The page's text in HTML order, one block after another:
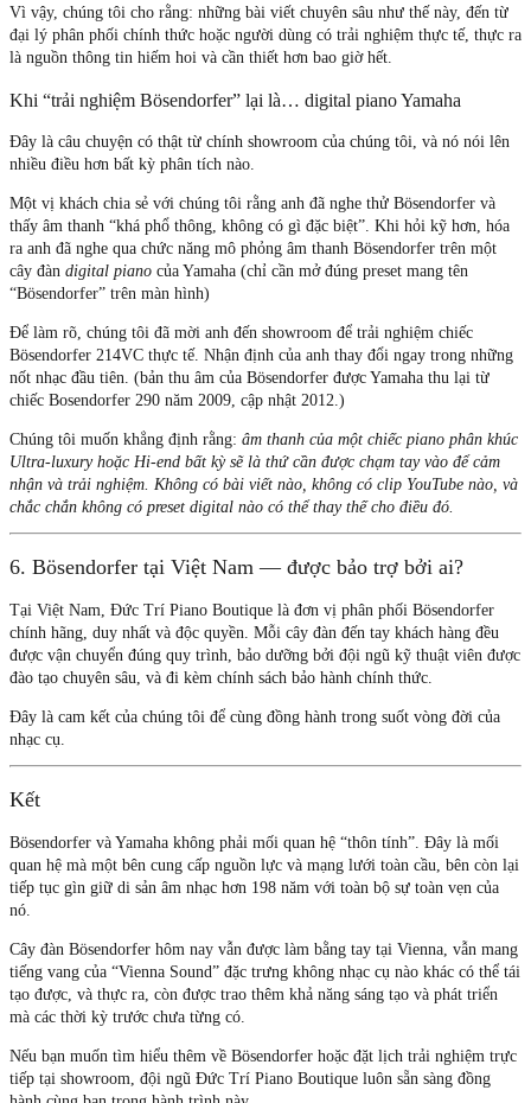
Vì vậy, chúng tôi cho rằng: những bài viết chuyên sâu như thế này, đến từ
đại lý phân phối chính thức hoặc người dùng có trải nghiệm thực tế, thực ra
là nguồn thông tin hiếm hoi và cần thiết hơn bao giờ hết.
Khi “trải nghiệm Bösendorfer” lại là… digital piano Yamaha
Đây là câu chuyện có thật từ chính showroom của chúng tôi, và nó nói lên
nhiều điều hơn bất kỳ phân tích nào.
Một vị khách chia sẻ với chúng tôi rằng anh đã nghe thử Bösendorfer và
thấy âm thanh “khá phổ thông, không có gì đặc biệt”. Khi hỏi kỹ hơn, hóa
ra anh đã nghe qua chức năng mô phỏng âm thanh Bösendorfer trên một
cây đàn digital piano của Yamaha (chỉ cần mở đúng preset mang tên
“Bösendorfer” trên màn hình)
Để làm rõ, chúng tôi đã mời anh đến showroom để trải nghiệm chiếc
Bösendorfer 214VC thực tế. Nhận định của anh thay đổi ngay trong những
nốt nhạc đầu tiên. (bản thu âm của Bösendorfer được Yamaha thu lại từ
chiếc Bosendorfer 290 năm 2009, cập nhật 2012.)
Chúng tôi muốn khẳng định rằng: âm thanh của một chiếc piano phân khúc
Ultra-luxury hoặc Hi-end bất kỳ sẽ là thứ cần được chạm tay vào để cảm
nhận và trải nghiệm. Không có bài viết nào, không có clip YouTube nào, và
chắc chắn không có preset digital nào có thể thay thế cho điều đó.
6. Bösendorfer tại Việt Nam — được bảo trợ bởi ai?
Tại Việt Nam, Đức Trí Piano Boutique là đơn vị phân phối Bösendorfer
chính hãng, duy nhất và độc quyền. Mỗi cây đàn đến tay khách hàng đều
được vận chuyển đúng quy trình, bảo dưỡng bởi đội ngũ kỹ thuật viên được
đào tạo chuyên sâu, và đi kèm chính sách bảo hành chính thức.
Đây là cam kết của chúng tôi để cùng đồng hành trong suốt vòng đời của
nhạc cụ.
Kết
Bösendorfer và Yamaha không phải mối quan hệ “thôn tính”. Đây là mối
quan hệ mà một bên cung cấp nguồn lực và mạng lưới toàn cầu, bên còn lại
tiếp tục gìn giữ di sản âm nhạc hơn 198 năm với toàn bộ sự toàn vẹn của
nó.
Cây đàn Bösendorfer hôm nay vẫn được làm bằng tay tại Vienna, vẫn mang
tiếng vang của “Vienna Sound” đặc trưng không nhạc cụ nào khác có thể tái
tạo được, và thực ra, còn được trao thêm khả năng sáng tạo và phát triển
mà các thời kỳ trước chưa từng có.
Nếu bạn muốn tìm hiểu thêm về Bösendorfer hoặc đặt lịch trải nghiệm trực
tiếp tại showroom, đội ngũ Đức Trí Piano Boutique luôn sẵn sàng đồng